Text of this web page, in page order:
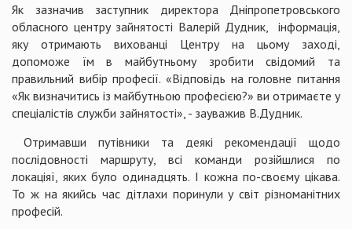
Як зазначив заступник директора Дніпропетровського
обласного центру зайнятості Валерій Дудник, інформація,
яку отримають вихованці Центру на цьому заході,
допоможе їм в майбутньому зробити свідомий та
правильний вибір професії. «Відповідь на головне питання
«Як визначитись із майбутньою професією?» ви отримаєте у
спеціалістів служби зайнятості», - зауважив В.Дудник.
Отримавши путівники та деякі рекомендації щодо
послідовності маршруту, всі команди розійшлися по
локаціяї, яких було одинадцять. І кожна по-своєму цікава.
То ж на якийсь час дітлахи поринули у світ різноманітних
професій.